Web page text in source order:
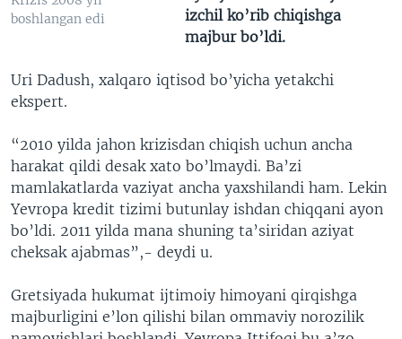
boshlangan edi
izchil ko’rib chiqishga
majbur bo’ldi.
Uri Dadush, xalqaro iqtisod bo’yicha yetakchi
ekspert.
“2010 yilda jahon krizisdan chiqish uchun ancha
harakat qildi desak xato bo’lmaydi. Ba’zi
mamlakatlarda vaziyat ancha yaxshilandi ham. Lekin
Yevropa kredit tizimi butunlay ishdan chiqqani ayon
bo’ldi. 2011 yilda mana shuning ta’siridan aziyat
cheksak ajabmas”,- deydi u.
Gretsiyada hukumat ijtimoiy himoyani qirqishga
majburligini e’lon qilishi bilan ommaviy norozilik